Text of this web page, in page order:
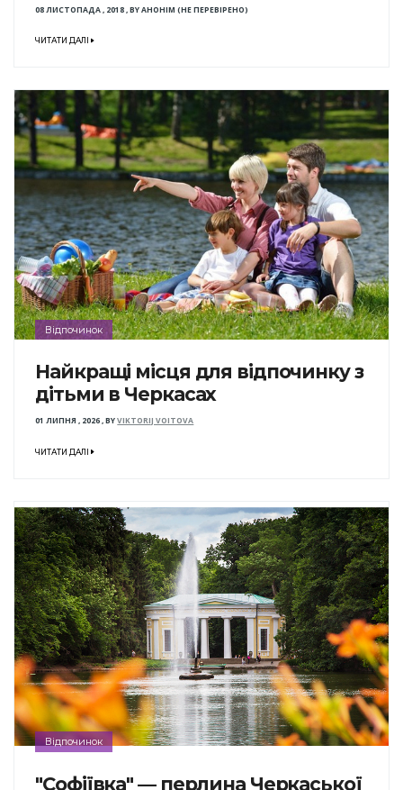
08 ЛИСТОПАДА , 2018,BYАНОНІМ (НЕ ПЕРЕВІРЕНО)
ЧИТАТИ ДАЛІ
Відпочинок
Найкращі місця для відпочинку з
дітьми в Черкасах
01 ЛИПНЯ , 2026,BYVIKTORIJ VOITOVA
ЧИТАТИ ДАЛІ
Відпочинок
"Софіївка" — перлина Черкаської